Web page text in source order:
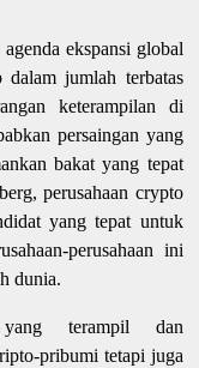
ekspansi global
jumlah terbatas
keterampilan di
persaingan yang
bakat yang tepat
perusahaan crypto
yang tepat untuk
perusahaan ini
dunia.
terampil dan
pribumi tetapi juga